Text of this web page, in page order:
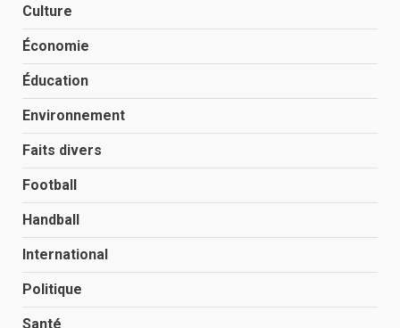
Culture
Économie
Éducation
Environnement
Faits divers
Football
Handball
International
Politique
Santé